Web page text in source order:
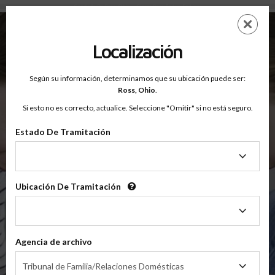
Condado De Ross, Ohio — Clases Para Padres En Línea
EN
OnlineParentingPrograms.com
Condado De Ross, Ohio
Tribunal de Apelaciones del Cuarto Distrito
$49.99
(Clase Básica De Crianza Compartida)
Localización
Según su información, determinamos que su ubicación puede ser:
Ross, Ohio.
Si esto no es correcto, actualice. Seleccione "Omitir" si no está seguro.
Estado De Tramitación
Tramitación
Ubicación De Tramitación
Tramitación
Agencia de archivo
Tribunal de Familia/Relaciones Domésticas
de